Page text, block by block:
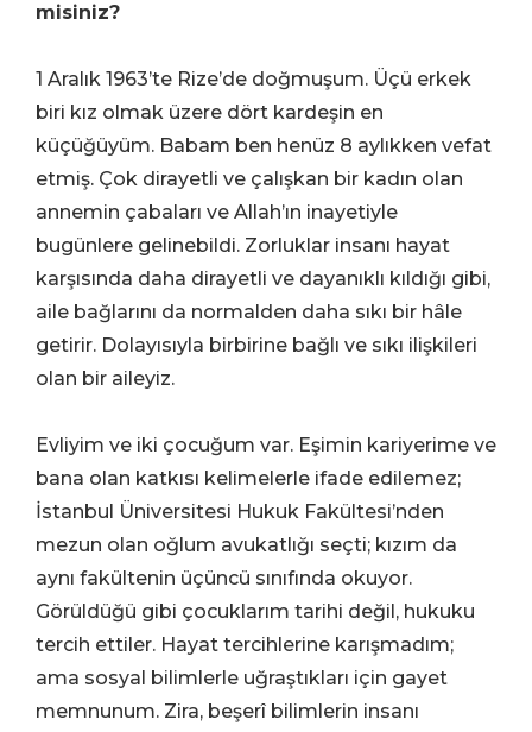
misiniz?
1 Aralık 1963’te Rize’de doğmuşum. Üçü erkek
biri kız olmak üzere dört kardeşin en
küçüğüyüm. Babam ben henüz 8 aylıkken vefat
etmiş. Çok dirayetli ve çalışkan bir kadın olan
annemin çabaları ve Allah’ın inayetiyle
bugünlere gelinebildi. Zorluklar insanı hayat
karşısında daha dirayetli ve dayanıklı kıldığı gibi,
aile bağlarını da normalden daha sıkı bir hâle
getirir. Dolayısıyla birbirine bağlı ve sıkı ilişkileri
olan bir aileyiz.
Evliyim ve iki çocuğum var. Eşimin kariyerime ve
bana olan katkısı kelimelerle ifade edilemez;
İstanbul Üniversitesi Hukuk Fakültesi’nden
mezun olan oğlum avukatlığı seçti; kızım da
aynı fakültenin üçüncü sınıfında okuyor.
Görüldüğü gibi çocuklarım tarihi değil, hukuku
tercih ettiler. Hayat tercihlerine karışmadım;
ama sosyal bilimlerle uğraştıkları için gayet
memnunum. Zira, beşerî bilimlerin insanı